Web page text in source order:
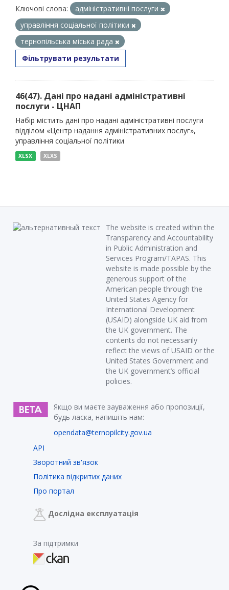
Ключові слова:
адміністративні послуги
управління соціальної політики
тернопільська міська рада
Фільтрувати результати
46(47). Дані про надані адміністративні
послуги - ЦНАП
Набір містить дані про надані адміністративні послуги
відділом «Центр надання адміністративних послуг»,
управління соціальної політики
XLSX XLXS
The website is created within the
Transparency and Accountability
in Public Administration and
Services Program/TAPAS. This
website is made possible by the
generous support of the
American people through the
United States Agency for
International Development
(USAID) alongside UK aid from
the UK government. The
contents do not necessarily
reflect the views of USAID or the
United States Government and
the UK government’s official
policies.
Якщо ви маєте зауваження або пропозиції,
будь ласка, напишіть нам:
opendata@ternopilcity.gov.ua
API
Зворотний зв'язок
Політика відкритих даних
Про портал
Дослідна експлуатація
За підтримки